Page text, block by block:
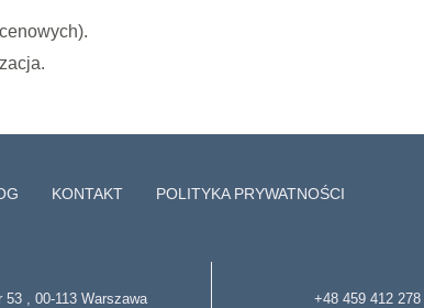
KONTAKT POLITYKA PRYWATNOŚCI
, 00-113 Warszawa +48 459 412 278